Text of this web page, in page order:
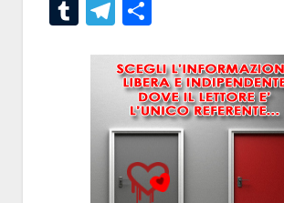
TumblrTelegram